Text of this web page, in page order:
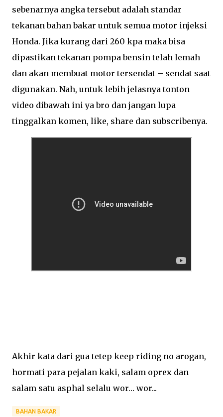
sebenarnya angka tersebut adalah standar
tekanan bahan bakar untuk semua motor injeksi
Honda. Jika kurang dari 260 kpa maka bisa
dipastikan tekanan pompa bensin telah lemah
dan akan membuat motor tersendat – sendat saat
digunakan. Nah, untuk lebih jelasnya tonton
video dibawah ini ya bro dan jangan lupa
tinggalkan komen, like, share dan subscribenya.
Akhir kata dari gua tetep keep riding no arogan,
hormati para pejalan kaki, salam oprex dan
salam satu asphal selalu wor… wor...
BAHAN BAKAR